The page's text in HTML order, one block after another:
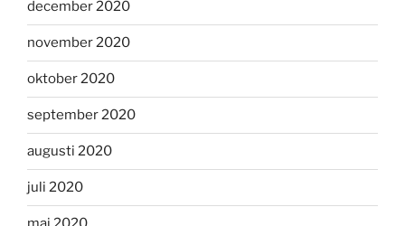
december 2020
november 2020
oktober 2020
september 2020
augusti 2020
juli 2020